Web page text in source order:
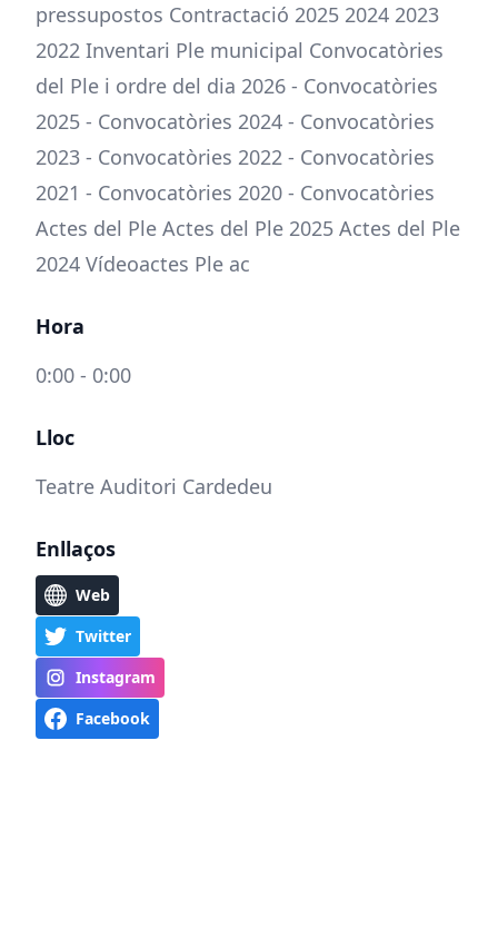
pressupostos Contractació 2025 2024 2023
2022 Inventari Ple municipal Convocatòries
del Ple i ordre del dia 2026 - Convocatòries
2025 - Convocatòries 2024 - Convocatòries
2023 - Convocatòries 2022 - Convocatòries
2021 - Convocatòries 2020 - Convocatòries
Actes del Ple Actes del Ple 2025 Actes del Ple
2024 Vídeoactes Ple ac
Hora
0:00 - 0:00
Lloc
Teatre Auditori Cardedeu
Enllaços
Web
Twitter
Instagram
Facebook